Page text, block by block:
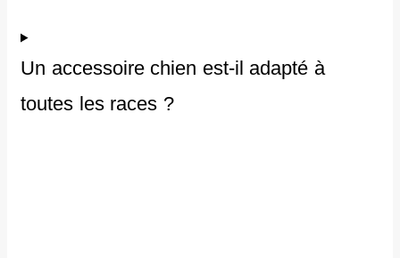
Un accessoire chien est-il adapté à
toutes les races ?